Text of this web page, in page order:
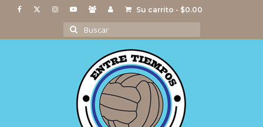
Su carrito - $0.00
Buscar
por: